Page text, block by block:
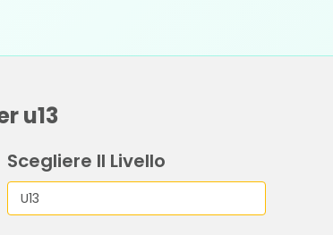
u13
Scegliere Il Livello